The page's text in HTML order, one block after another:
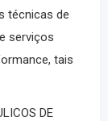
técnicas de
serviços
tais
DE